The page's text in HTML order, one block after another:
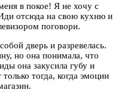
в покое! Я не хочу с
отсюда на свою кухню и
поговори.
дверь и разревелась.
но она понимала, что
она закусила губу и
тогда, когда эмоции